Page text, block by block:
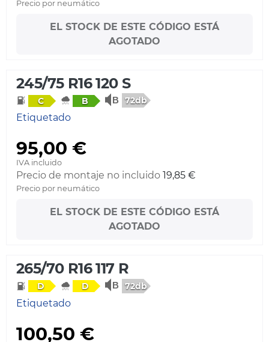
Precio por neumático
EL STOCK DE ESTE CÓDIGO ESTÁ
AGOTADO
245/75 R16 120 S
C B 72db
Etiquetado
95,00 €
IVA incluido
Precio de montaje no incluido 19,85 €
Precio por neumático
EL STOCK DE ESTE CÓDIGO ESTÁ
AGOTADO
265/70 R16 117 R
D D 72db
Etiquetado
100,50 €